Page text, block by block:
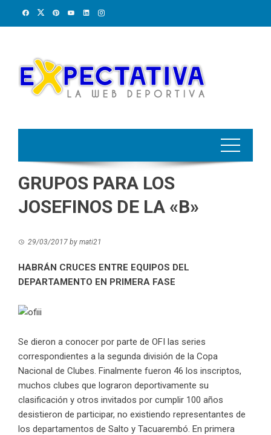
GRUPOS PARA LOS
JOSEFINOS DE LA «B»
29/03/2017 by mati21
HABRÁN CRUCES ENTRE EQUIPOS DEL
DEPARTAMENTO EN PRIMERA FASE
Se dieron a conocer por parte de OFI las series
correspondientes a la segunda división de la Copa
Nacional de Clubes. Finalmente fueron 46 los inscriptos,
muchos clubes que lograron deportivamente su
clasificación y otros invitados por cumplir 100 años
desistieron de participar, no existiendo representantes de
los departamentos de Salto y Tacuarembó. En primera